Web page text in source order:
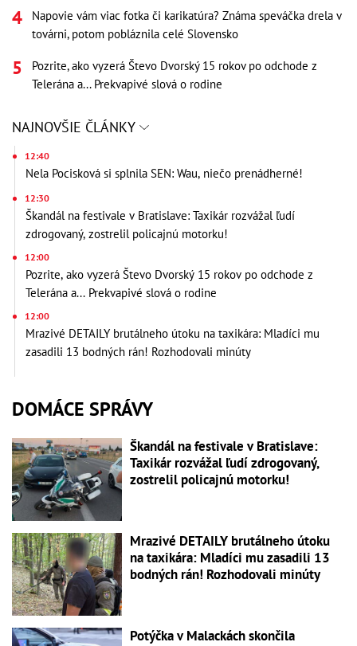
Napovie vám viac fotka či karikatúra? Známa speváčka drela v
továrni, potom pobláznila celé Slovensko
Pozrite, ako vyzerá Števo Dvorský 15 rokov po odchode z
Telerána a... Prekvapivé slová o rodine
NAJNOVŠIE ČLÁNKY
12:40
Nela Pocisková si splnila SEN: Wau, niečo prenádherné!
12:30
Škandál na festivale v Bratislave: Taxikár rozvážal ľudí
zdrogovaný, zostrelil policajnú motorku!
12:00
Pozrite, ako vyzerá Števo Dvorský 15 rokov po odchode z
Telerána a... Prekvapivé slová o rodine
12:00
Mrazivé DETAILY brutálneho útoku na taxikára: Mladíci mu
zasadili 13 bodných rán! Rozhodovali minúty
DOMÁCE SPRÁVY
Škandál na festivale v Bratislave:
Taxikár rozvážal ľudí zdrogovaný,
zostrelil policajnú motorku!
Mrazivé DETAILY brutálneho útoku
na taxikára: Mladíci mu zasadili 13
bodných rán! Rozhodovali minúty
Potýčka v Malackách skončila